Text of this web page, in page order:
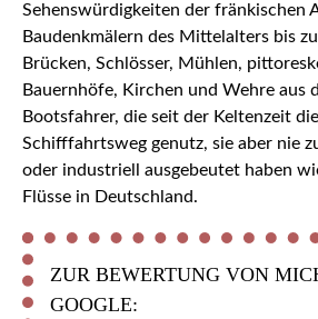
Sehenswürdigkeiten der fränkischen
Baudenkmälern des Mittelalters bis
Brücken, Schlösser, Mühlen,
Bauernhöfe, Kirchen und Wehre aus
Bootsfahrer, die seit der Keltenzeit
Schifffahrtsweg genutz, sie aber nie
oder industriell ausgebeutet haben
Flüsse in Deutschland.
ZUR BEWERTUNG VON
GOOGLE: